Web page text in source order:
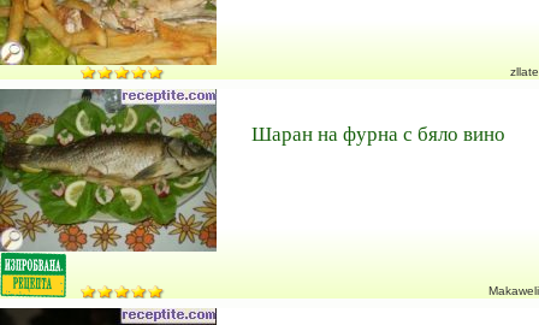
zllate
Шаран на фурна с бяло вино
Makaweli